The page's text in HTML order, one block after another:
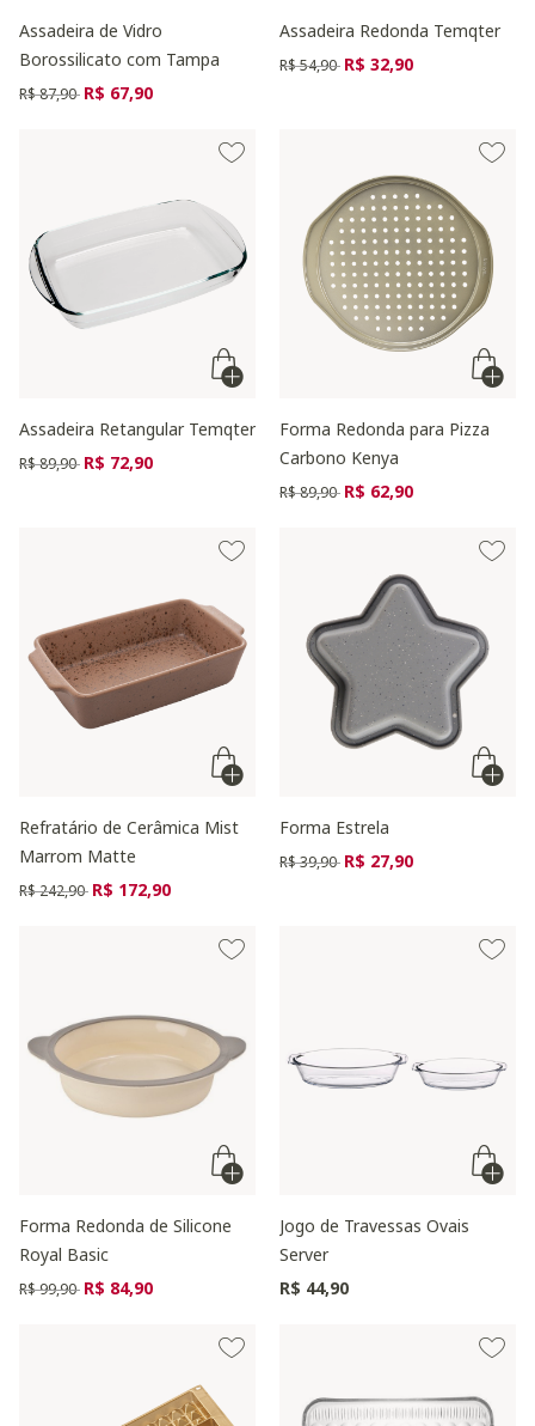
Assadeira de Vidro
Borossilicato com Tampa
Preço reduzido de
R$ 87,90 para
R$ 67,90
Assadeira Redonda Temqter
Preço reduzido de
R$ 54,90 para
R$ 32,90
Assadeira Retangular Temqter
Preço reduzido de
R$ 89,90 para
R$ 72,90
Forma Redonda para Pizza
Carbono Kenya
Preço reduzido de
R$ 89,90 para
R$ 62,90
Refratário de Cerâmica Mist
Marrom Matte
Preço reduzido de
R$ 242,90 para
R$ 172,90
Forma Estrela
Preço reduzido de
R$ 39,90 para
R$ 27,90
Forma Redonda de Silicone
Royal Basic
Preço reduzido de
R$ 99,90 para
R$ 84,90
Jogo de Travessas Ovais
Server
R$ 44,90